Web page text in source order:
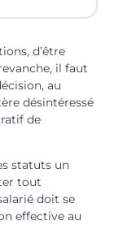
d’être
il faut
au
désintéressé
de
statuts un
tout
doit se
effective au